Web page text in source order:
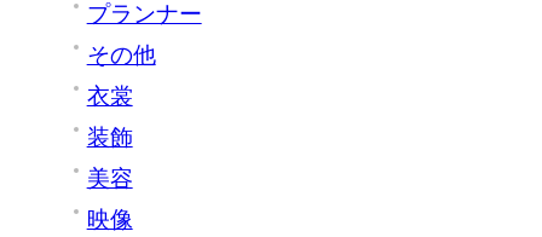
プランナー
その他
衣裳
装飾
美容
映像